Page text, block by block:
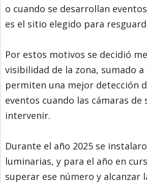
o cuando se desarrollan
es el sitio elegido para
Por estos motivos se decidió
visibilidad de la zona, sumado a
permiten una mejor detección
eventos cuando las cámaras de
intervenir.
Durante el año 2025 se
luminarias, y para el año en
superar ese número y alcanzar